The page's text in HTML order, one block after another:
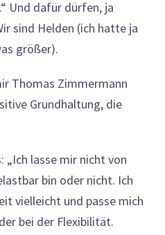
Und dafür dürfen, ja
sind Helden (ich hatte ja
größer).
Thomas Zimmermann
Grundhaltung, die
lasse mir nicht von
bin oder nicht. Ich
vielleicht und passe mich
bei der Flexibilität.